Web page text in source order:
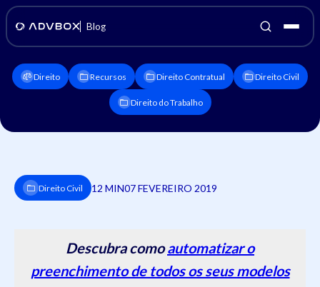
Blog
Direito Recursos Direito Contratual Direito Civil
Direito do Trabalho
Direito Civil 12 MIN07 FEVEREIRO 2019
Descubra comoautomatizar o
preenchimento de todos os seus modelos